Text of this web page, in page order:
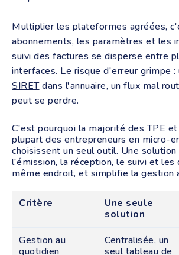
Multiplier les plateformes agréées,
abonnements, les paramètres et les
suivi des factures se disperse entre
interfaces. Le risque d'erreur grimpe :
SIRETdans l'annuaire, un flux mal
peut se perdre.
C'est pourquoi la majorité des TPE
plupart des entrepreneurs en micro-
choisissent un seul outil. Une solution
l'émission, la réception, le suivi et les
même endroit, et simplifie la gestion
Critère
Une seule
solution
Gestion au
quotidien
Centralisée, un
seul tableau de